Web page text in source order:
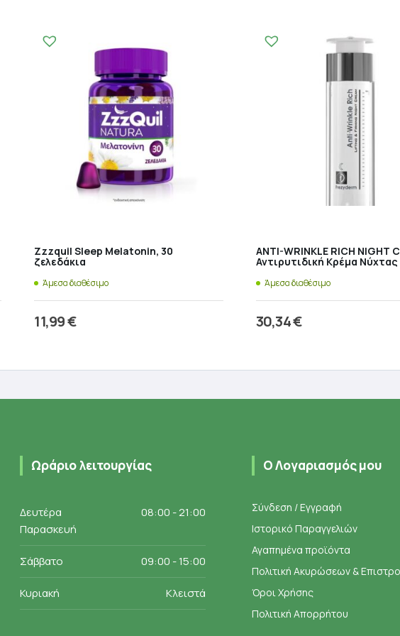
Zzzquil Sleep Melatonin, 30
ζελεδάκια
Άμεσα διαθέσιμο
11,99€
ANTI-WRINKLE RICH NIGHT
Αντιρυτιδική Κρέμα Νύχτας
Άμεσα διαθέσιμο
30,34€
Ωράριο λειτουργίας
Δευτέρα
Παρασκευή
08:00 - 21:00
Σάββατο 09:00 - 15:00
Κυριακή Κλειστά
Ο Λογαριασμός μου
Σύνδεση / Εγγραφή
Ιστορικό Παραγγελιών
Αγαπημένα προϊόντα
Πολιτική Ακυρώσεων &
Όροι Χρήσης
Πολιτική Απορρήτου